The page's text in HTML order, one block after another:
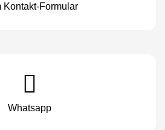
Kontakt-Formular
Whatsapp